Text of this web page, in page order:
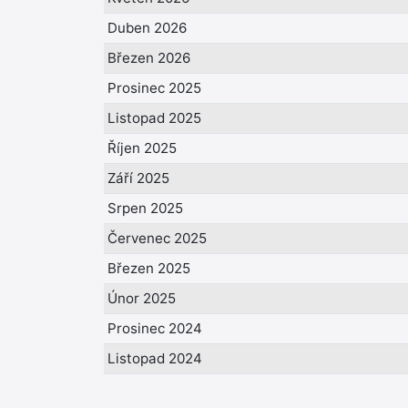
Duben 2026
Březen 2026
Prosinec 2025
Listopad 2025
Říjen 2025
Září 2025
Srpen 2025
Červenec 2025
Březen 2025
Únor 2025
Prosinec 2024
Listopad 2024